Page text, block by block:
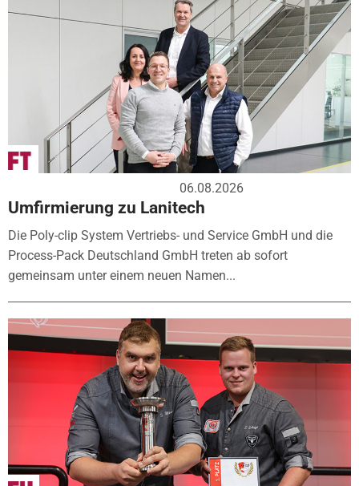
06.08.2026
Umfirmierung zu Lanitech
Die Poly-clip System Vertriebs- und Service GmbH und die
Process-Pack Deutschland GmbH treten ab sofort
gemeinsam unter einem neuen Namen...